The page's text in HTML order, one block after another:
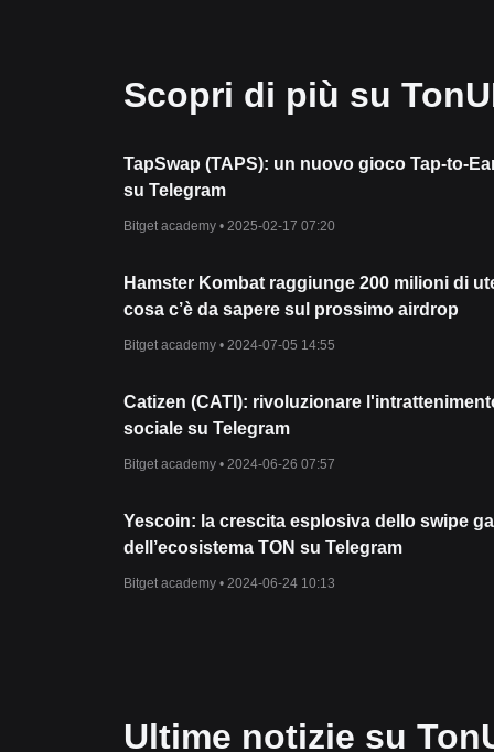
Scopri di più su
TapSwap (TAPS): un nuovo gioco Tap-to-
su Telegram
Bitget academy • 2025-02-17 07:20
Hamster Kombat raggiunge 200 milioni di
cosa c’è da sapere sul prossimo airdrop
Bitget academy • 2024-07-05 14:55
Catizen (CATI): rivoluzionare
sociale su Telegram
Bitget academy • 2024-06-26 07:57
Yescoin: la crescita esplosiva dello swipe
dell’ecosistema TON su Telegram
Bitget academy • 2024-06-24 10:13
Ultime notizie su